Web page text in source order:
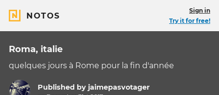
NOTOS
Sign in
Try it for free!
Roma, italie
quelques jours à Rome pour la fin d'année
Published by jaimepasvotager